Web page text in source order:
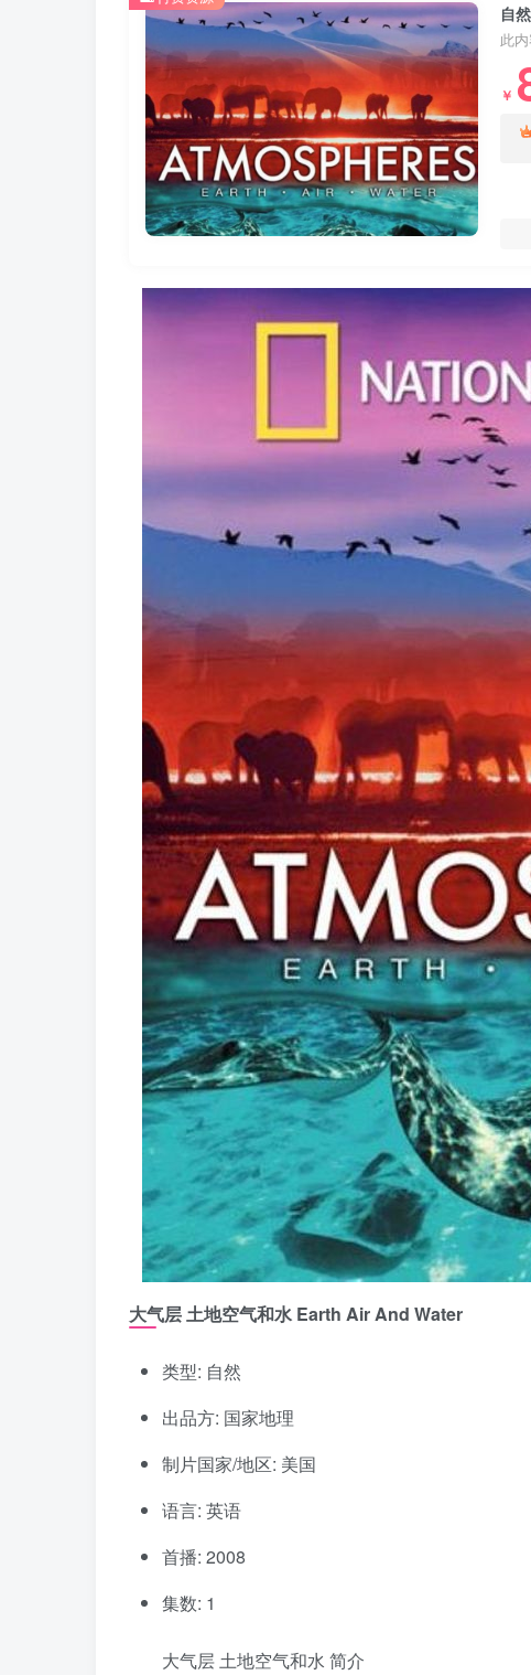
自
此
￥
大气层 土地空气和水 Earth Air And Water
类型: 自然
出品方: 国家地理
制片国家/地区: 美国
语言: 英语
首播: 2008
集数: 1
大气层 土地空气和水 简介